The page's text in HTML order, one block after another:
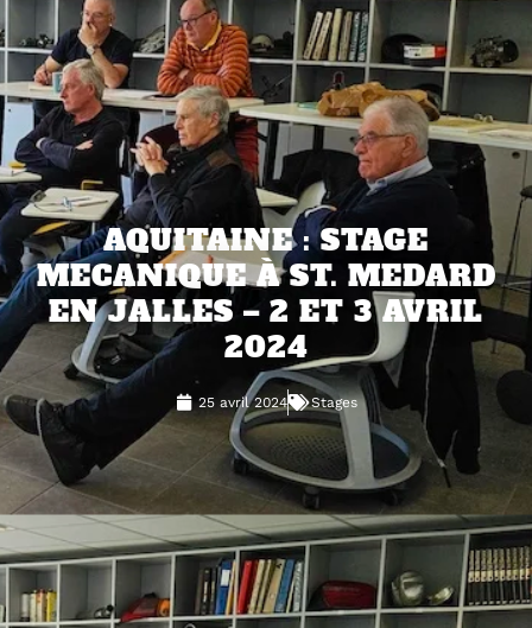
AQUITAINE : STAGE
MECANIQUE À ST. MEDARD
EN JALLES – 2 ET 3 AVRIL
2024
25 avril 2024 Stages